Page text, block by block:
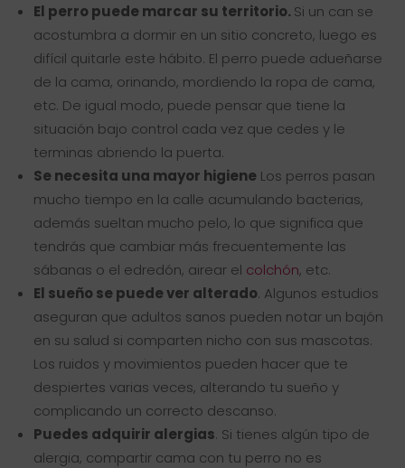
El perro puede marcar su territorio. Si un can se
acostumbra a dormir en un sitio concreto, luego es
difícil quitarle este hábito. El perro puede adueñarse
de la cama, orinando, mordiendo la ropa de cama,
etc. De igual modo, puede pensar que tiene la
situación bajo control cada vez que cedes y le
terminas abriendo la puerta.
Se necesita una mayor higiene Los perros pasan
mucho tiempo en la calle acumulando bacterias,
además sueltan mucho pelo, lo que significa que
tendrás que cambiar más frecuentemente las
sábanas o el edredón, airear el colchón, etc.
El sueño se puede ver alterado. Algunos estudios
aseguran que adultos sanos pueden notar un bajón
en su salud si comparten nicho con sus mascotas.
Los ruidos y movimientos pueden hacer que te
despiertes varias veces, alterando tu sueño y
complicando un correcto descanso.
Puedes adquirir alergias. Si tienes algún tipo de
alergia, compartir cama con tu perro no es